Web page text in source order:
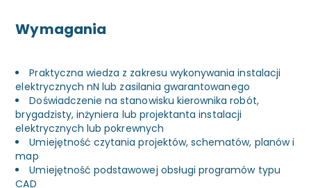
Wymagania
Praktyczna wiedza z zakresu wykonywania instalacji
elektrycznych nN lub zasilania gwarantowanego
Doświadczenie na stanowisku kierownika robót,
brygadzisty, inżyniera lub projektanta instalacji
elektrycznych lub pokrewnych
Umiejętność czytania projektów, schematów, planów i
map
Umiejętność podstawowej obsługi programów typu
CAD